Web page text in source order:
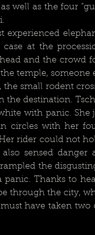
well as the four
experienced
at the
and the crowd
the small rodent
the destination.
with panic.
circles with her
rider could not
sensed danger
the
Thanks to
through the city,
have taken two